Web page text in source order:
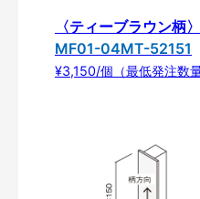
〈ティーブラウン柄〉
MF01-04MT-52151
¥3,150/個（最低発注数